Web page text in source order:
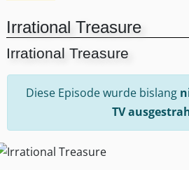
Irrational Treasure
Irrational Treasure
Diese Episode wurde bislang
TV